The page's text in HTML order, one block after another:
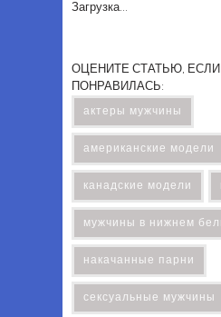
Загрузка...
ОЦЕНИТЕ СТАТЬЮ,
ПОНРАВИЛАСЬ:
актеры мужчины
американские модели
канадские модели
мужчины в нижнем
накачанные парни
сексуальные мужчины